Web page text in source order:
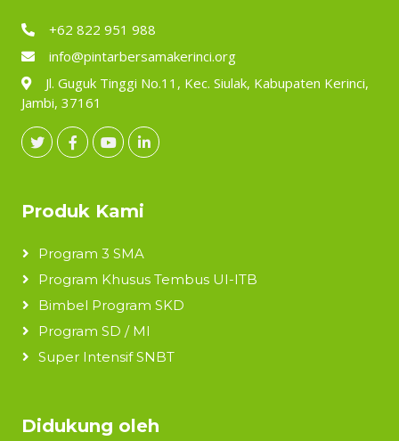
+62 822 951 988
info@pintarbersamakerinci.org
Jl. Guguk Tinggi No.11, Kec. Siulak, Kabupaten Kerinci,
Jambi, 37161
Produk Kami
Program 3 SMA
Program Khusus Tembus UI-ITB
Bimbel Program SKD
Program SD / MI
Super Intensif SNBT
Didukung oleh